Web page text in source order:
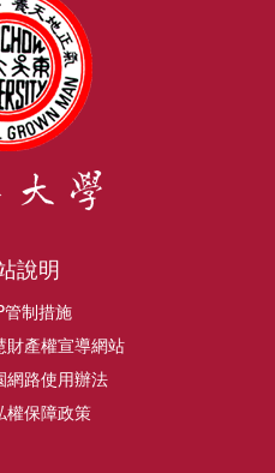
說明
管制措施
財產權宣導網站
網路使用辦法
權保障政策